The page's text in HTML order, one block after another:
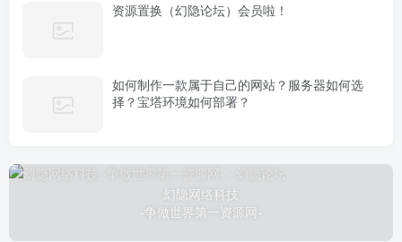
资源置换（幻隐论坛）会员啦！
如何制作一款属于自己的网站？服务器如何选
择？宝塔环境如何部署？
幻隐网络科技
-争做世界第一资源网-